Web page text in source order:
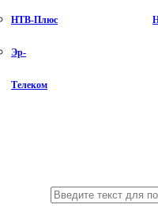
НТВ-Плюс
Эр-
Телеком
Search